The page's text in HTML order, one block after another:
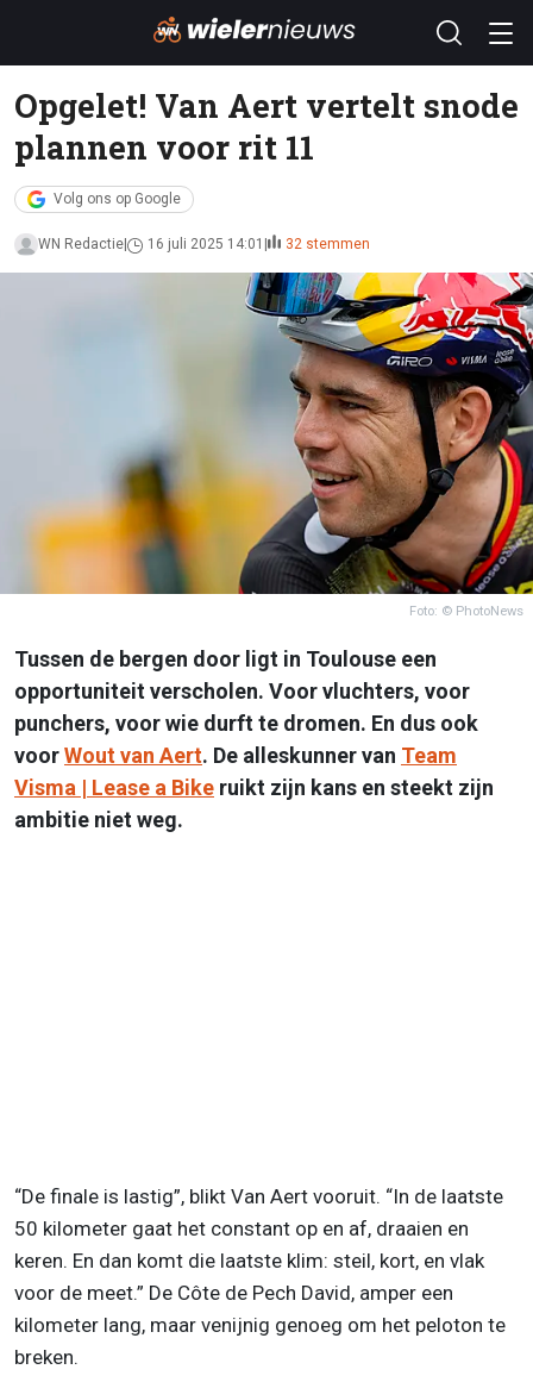
Opgelet! Van Aert vertelt snode
plannen voor rit 11
Volg ons op Google
WN Redactie 16 juli 2025 14:01 32 stemmen
Foto: © PhotoNews
Tussen de bergen door ligt in Toulouse een
opportuniteit verscholen. Voor vluchters, voor
punchers, voor wie durft te dromen. En dus ook
voorWout van Aert. De alleskunner van Team
Visma | Lease a Bike ruikt zijn kans en steekt zijn
ambitie niet weg.
“De finale is lastig”, blikt Van Aert vooruit. “In de laatste
50 kilometer gaat het constant op en af, draaien en
keren. En dan komt die laatste klim: steil, kort, en vlak
voor de meet.” De Côte de Pech David, amper een
kilometer lang, maar venijnig genoeg om het peloton te
breken.